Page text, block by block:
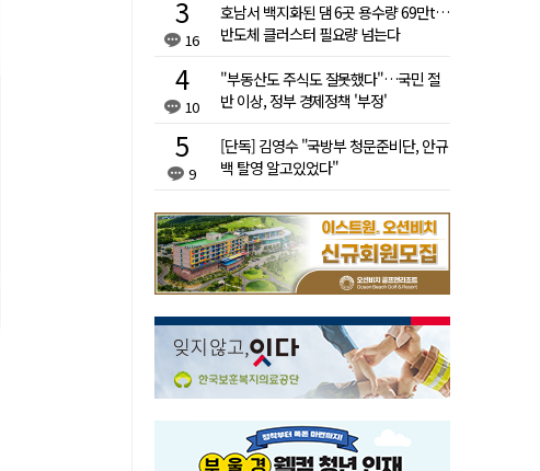
16
호남서 백지화된 댐 6곳 용수량 69만t…
반도체 클러스터 필요량 넘는다
10
"부동산도 주식도 잘못했다"…국민 절
반 이상, 정부 경제정책 '부정'
9
[단독] 김영수 "국방부 청문준비단, 안규
백 탈영 알고있었다"